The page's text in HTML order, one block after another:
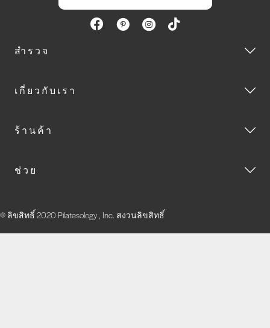
สำรวจ
เกี่ยวกับเรา
ร้านค้า
ช่วย
© ลิขสิทธิ์ 2020 Pilatesology , Inc. สงวนลิขสิทธิ์